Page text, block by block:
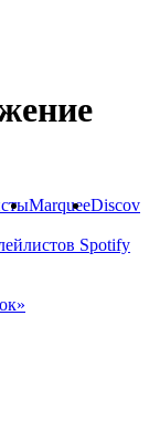
Marquee
Spotify